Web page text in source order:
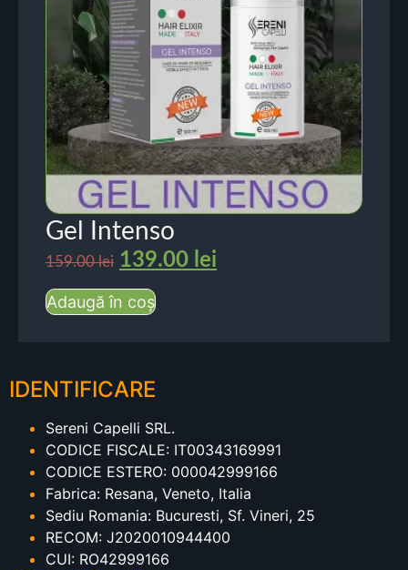
Gel Intenso
159.00lei 139.00 lei
Adaugă în coș
IDENTIFICARE
Sereni Capelli SRL.
CODICE FISCALE: IT00343169991
CODICE ESTERO: 000042999166
Fabrica: Resana, Veneto, Italia
Sediu Romania: Bucuresti, Sf. Vineri, 25
RECOM: J2020010944400
CUI: RO42999166